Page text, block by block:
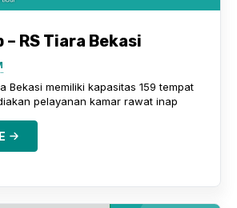
– RS Tiara Bekasi
Bekasi memiliki kapasitas 159 tempat
pelayanan kamar rawat inap